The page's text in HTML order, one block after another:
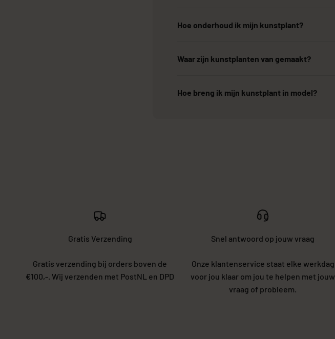
Hoe onderhoud ik mijn kunstplant?
Waar zijn kunstplanten van gemaakt?
Hoe breng ik mijn kunstplant in model?
Gratis Verzending
Gratis verzending bij orders boven de
€100,-. Wij verzenden met PostNL en DPD
Snel antwoord op jouw vraag
Onze klantenservice staat elke werkdag
voor jou klaar om jou te helpen met jouw
vraag of probleem.